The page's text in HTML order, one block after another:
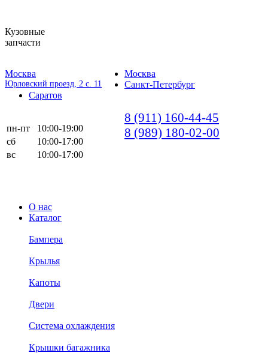
Кузовные
запчасти
Москва
Юрловский проезд, 2 с. 11
Москва
Санкт-Петербург
Саратов
8 (911) 160-44-45
8 (989) 180-02-00
пн-пт
10:00-19:00
сб
10:00-17:00
вс
10:00-17:00
О нас
Каталог
Бампера
Крылья
Капоты
Двери
Система охлаждения
Крышки багажника